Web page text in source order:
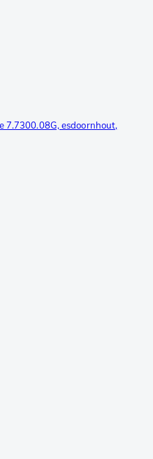
7.7300.08G, esdoornhout,